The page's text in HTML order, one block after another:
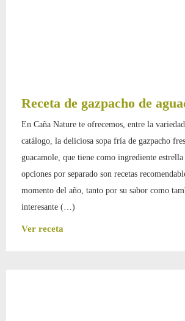
Receta de gazpacho de
En Caña Nature te ofrecemos, entre la
catálogo, la deliciosa sopa fría de gazpacho
guacamole, que tiene como ingrediente estrella
opciones por separado son recetas
momento del año, tanto por su sabor como
interesante (…)
Ver receta